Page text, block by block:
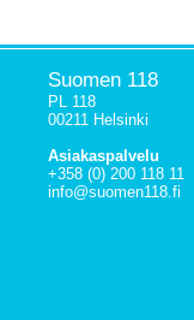
Suomen 118
PL 118
00211 Helsinki
Asiakaspalvelu
+358 (0) 200 118 11
info@suomen118.fi